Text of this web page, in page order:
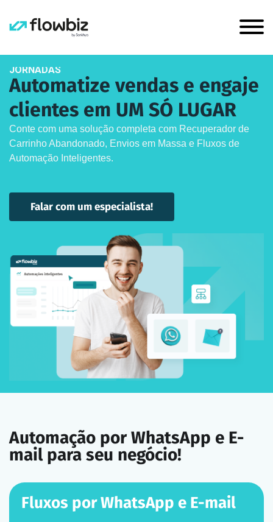
JORNADAS
Automatize vendas e engaje
clientes em UM SÓ LUGAR
Conte com uma solução completa com Recuperador de
Carrinho Abandonado, Envios em Massa e Fluxos de
Automação Inteligentes.
Falar com um especialista!
Automação por WhatsApp e E-
mail para seu negócio!
Fluxos por WhatsApp e E-mail